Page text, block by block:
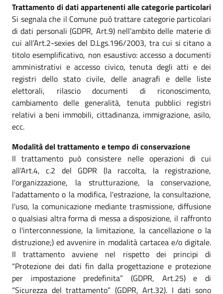
Trattamento di dati appartenenti alle categorie particolari
Si segnala che il Comune può trattare categorie particolari
di dati personali (GDPR, Art.9) nell’ambito delle materie di
cui all’Art.2-sexies del D.Lgs.196/2003, tra cui si citano a
titolo esemplificativo, non esaustivo: accesso a documenti
amministrativi e accesso civico, tenuta degli atti e dei
registri dello stato civile, delle anagrafi e delle liste
elettorali, rilascio documenti di riconoscimento,
cambiamento delle generalità, tenuta pubblici registri
relativi a beni immobili, cittadinanza, immigrazione, asilo,
ecc.
Modalità del trattamento e tempo di conservazione
Il trattamento può consistere nelle operazioni di cui
all’Art.4, c.2 del GDPR (la raccolta, la registrazione,
l'organizzazione, la strutturazione, la conservazione,
l'adattamento o la modifica, l'estrazione, la consultazione,
l'uso, la comunicazione mediante trasmissione, diffusione
o qualsiasi altra forma di messa a disposizione, il raffronto
o l'interconnessione, la limitazione, la cancellazione o la
distruzione;) ed avvenire in modalità cartacea e/o digitale.
Il trattamento avviene nel rispetto dei principi di
“Protezione dei dati fin dalla progettazione e protezione
per impostazione predefinita” (GDPR, Art.25) e di
“Sicurezza del trattamento” (GDPR, Art.32). I dati sono